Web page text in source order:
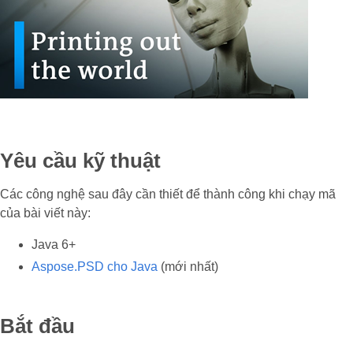
Yêu cầu kỹ thuật
Các công nghệ sau đây cần thiết để thành công khi chạy mã
của bài viết này:
Java 6+
Aspose.PSD cho Java (mới nhất)
Bắt đầu